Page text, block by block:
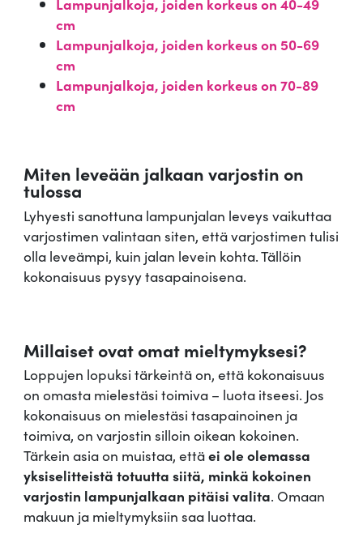
cm
Lampunjalkoja, joiden korkeus on 50-69
cm
Lampunjalkoja, joiden korkeus on 70-89
cm
Miten leveään jalkaan varjostin on
tulossa
Lyhyesti sanottuna lampunjalan leveys vaikuttaa
varjostimen valintaan siten, että varjostimen tulisi
olla leveämpi, kuin jalan levein kohta. Tällöin
kokonaisuus pysyy tasapainoisena.
Millaiset ovat omat mieltymyksesi?
Loppujen lopuksi tärkeintä on, että kokonaisuus
on omasta mielestäsi toimiva – luota itseesi. Jos
kokonaisuus on mielestäsi tasapainoinen ja
toimiva, on varjostin silloin oikean kokoinen.
Tärkein asia on muistaa, ettäei ole olemassa
yksiselitteistä totuutta siitä, minkä kokoinen
varjostin lampunjalkaan pitäisi valita. Omaan
makuun ja mieltymyksiin saa luottaa.